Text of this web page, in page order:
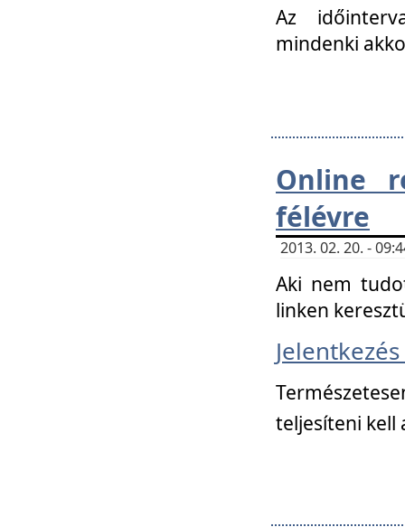
Az
mindenki
Online
félévre
2013. 02. 20. -
Aki nem
linken
Jelentkezés
teljesíteni kell